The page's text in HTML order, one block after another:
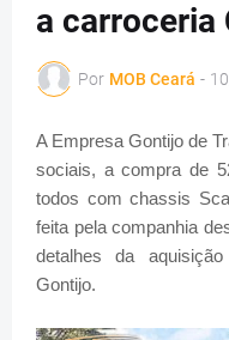
a carroceria
Por MOB Ceará -
A Empresa Gontijo de
sociais, a compra de
todos com chassis
feita pela companhia
detalhes da
Gontijo.